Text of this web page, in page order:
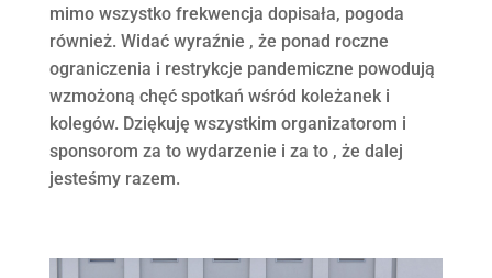
mimo wszystko frekwencja dopisała, pogoda
również. Widać wyraźnie , że ponad roczne
ograniczenia i restrykcje pandemiczne powodują
wzmożoną chęć spotkań wśród koleżanek i
kolegów. Dziękuję wszystkim organizatorom i
sponsorom za to wydarzenie i za to , że dalej
jesteśmy razem.